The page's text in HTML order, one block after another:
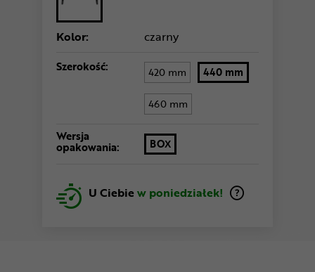
Kolor: czarny
Szerokość: 420 mm 440 mm
460 mm
Wersja
opakowania: BOX
U Ciebiew poniedziałek!